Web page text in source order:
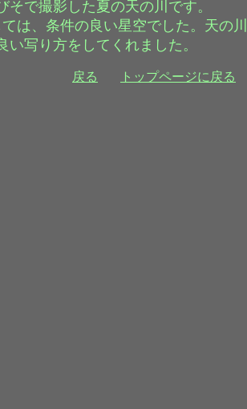
トップページに戻る
で撮影した夏の天の川です。
ては、条件の良い星空でした。天の
い写り方をしてくれました。
戻る